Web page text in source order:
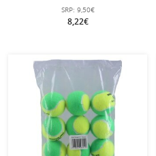
SRP: 9,50€
8,22€